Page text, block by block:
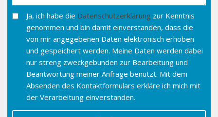
Ja, ich habe die Datenschutzerklärung zur Kenntnis
genommen und bin damit einverstanden, dass die
von mir angegebenen Daten elektronisch erhoben
und gespeichert werden. Meine Daten werden dabei
nur streng zweckgebunden zur Bearbeitung und
Beantwortung meiner Anfrage benutzt. Mit dem
Absenden des Kontaktformulars erkläre ich mich mit
der Verarbeitung einverstanden.